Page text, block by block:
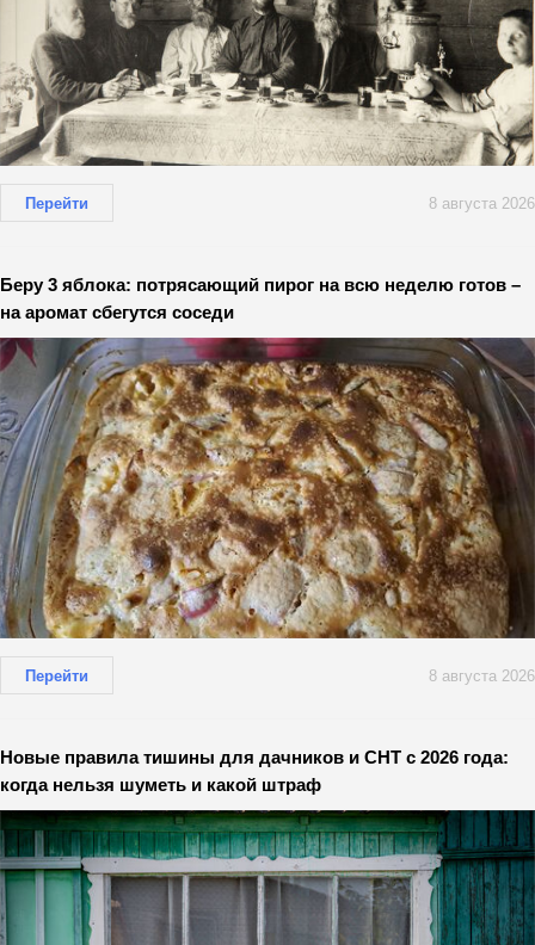
Перейти 8 августа 2026
Беру 3 яблока: потрясающий пирог на всю неделю готов –
на аромат сбегутся соседи
Перейти 8 августа 2026
Новые правила тишины для дачников и СНТ с 2026 года:
когда нельзя шуметь и какой штраф